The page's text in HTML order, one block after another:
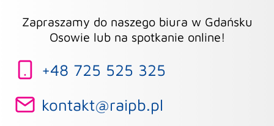
Zapraszamy do naszego biura w Gdańsku
Osowie lub na spotkanie online!
+48 725 525 325
kontakt@raipb.pl